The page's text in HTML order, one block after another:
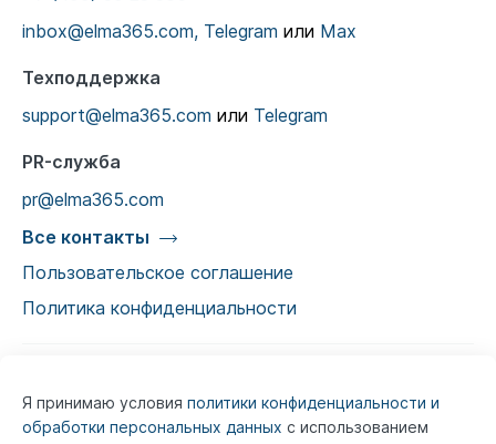
inbox@elma365.com, Telegram или Max
Техподдержка
support@elma365.com или Telegram
PR-служба
pr@elma365.com
Все контакты
Пользовательское соглашение
Политика конфиденциальности
Информация на сайте предназначена для
Я принимаю условия политики конфиденциальности и
обработки персональных данных с использованием